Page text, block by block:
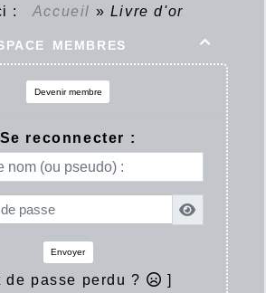
: Accueil » Livre d'or

membres
Devenir membre
Se reconnecter :
Envoyer
de passe perdu ? ]